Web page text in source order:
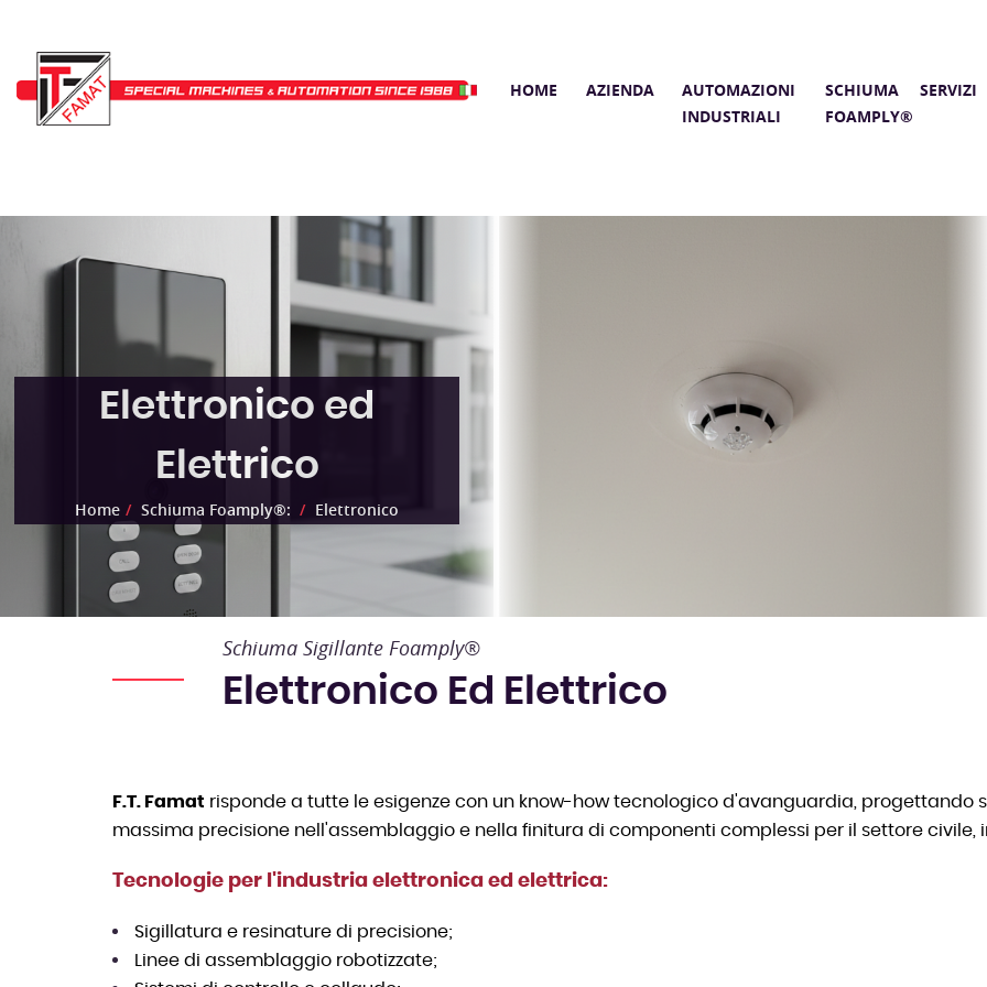
HOME AZIENDA
AUTOMAZIONI
INDUSTRIALI
SCHIUMA
FOAMPLY®
SERVIZI
Elettronico ed
Elettrico
Home Schiuma Foamply®: Elettronico
Schiuma Sigillante Foamply®
Elettronico Ed Elettrico
F.T. Famat risponde a tutte le esigenze con un know-how tecnologico d'avanguardia, progettando
massima precisione nell'assemblaggio e nella finitura di componenti complessi per il settore civile,
Tecnologie per l'industria elettronica ed elettrica:
Sigillatura e resinature di precisione;
Linee di assemblaggio robotizzate;